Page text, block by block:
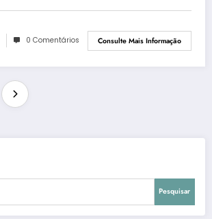
0 Comentários Consulte Mais Informação
Pesquisar